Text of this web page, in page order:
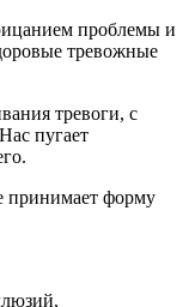
проблемы и
тревожные
тревоги, с
пугает
принимает форму